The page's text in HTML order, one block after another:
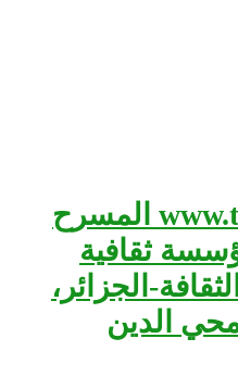
www.tna.dz المسرح
ثقافية
الجزائر،
الدين